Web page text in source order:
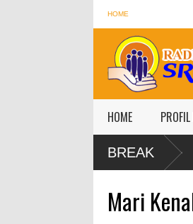
HOME
HOME
BREAK
Mari